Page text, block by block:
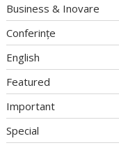
Business & Inovare
Conferințe
English
Featured
Important
Special